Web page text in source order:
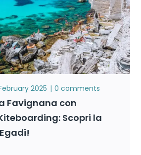
2025 0 comments
Favignana con
Scopri la